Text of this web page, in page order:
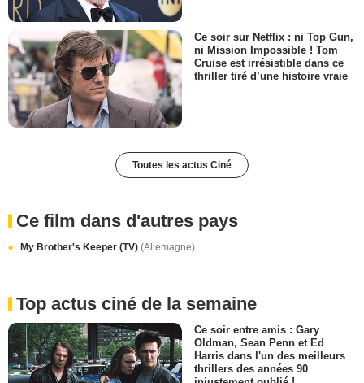
Ce soir sur Netflix : ni Top Gun,
ni Mission Impossible ! Tom
Cruise est irrésistible dans ce
thriller tiré d’une histoire vraie
Toutes les actus Ciné
Ce film dans d'autres pays
My Brother's Keeper (TV) (Allemagne)
Top actus ciné de la semaine
Ce soir entre amis : Gary
Oldman, Sean Penn et Ed
Harris dans l'un des meilleurs
thrillers des années 90